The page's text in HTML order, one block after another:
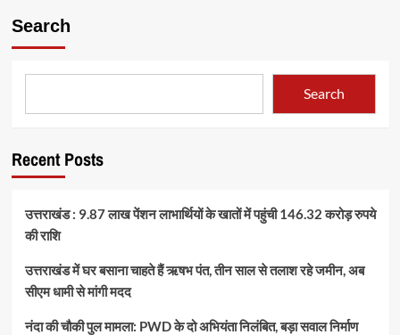
Search
Search
Recent Posts
उत्तराखंड : 9.87 लाख पेंशन लाभार्थियों के खातों में पहुंची 146.32 करोड़ रुपये
की राशि
उत्तराखंड में घर बसाना चाहते हैं ऋषभ पंत, तीन साल से तलाश रहे जमीन, अब
सीएम धामी से मांगी मदद
नंदा की चौकी पुल मामला: PWD के दो अभियंता निलंबित, बड़ा सवाल निर्माण